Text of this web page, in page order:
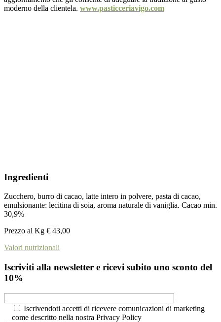
moderno della clientela. www.pasticceriavigo.com
Ingredienti
Zucchero, burro di cacao, latte intero in polvere, pasta di cacao,
emulsionante: lecitina di soia, aroma naturale di vaniglia. Cacao min.
30,9%
Prezzo al Kg € 43,00
Valori nutrizionali
Iscriviti alla newsletter e ricevi subito uno sconto del
10%
Iscrivendoti accetti di ricevere comunicazioni di marketing
come descritto nella nostra Privacy Policy